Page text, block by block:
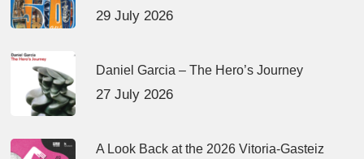
29 July 2026
Daniel Garcia – The Hero’s Journey
27 July 2026
A Look Back at the 2026 Vitoria-Gasteiz